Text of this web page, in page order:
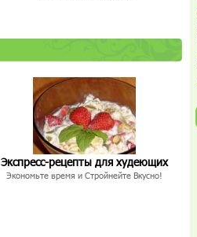
Экспресс-рецепты для худеющих
Экономьте время и Стройнейте Вкусно!